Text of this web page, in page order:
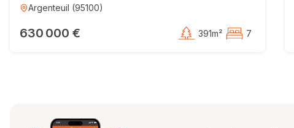
Argenteuil (95100)
630 000 € 391m² 7